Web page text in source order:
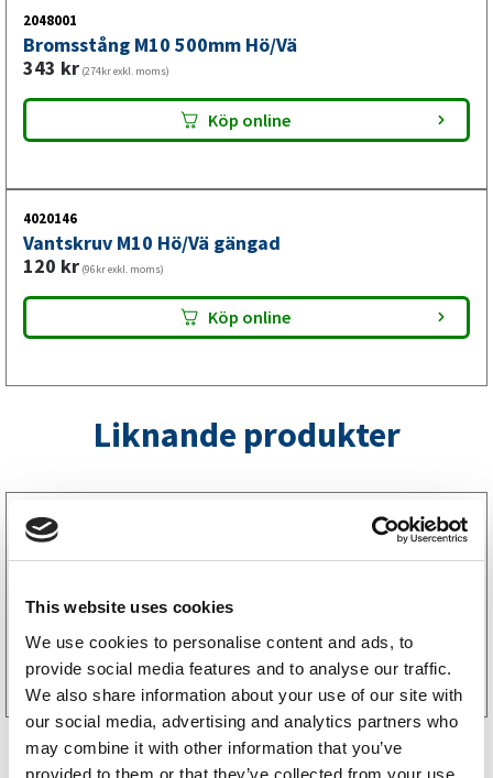
This website uses cookies
We use cookies to personalise content and ads, to
provide social media features and to analyse our traffic.
We also share information about your use of our site with
our social media, advertising and analytics partners who
may combine it with other information that you’ve
provided to them or that they’ve collected from your use
2048001
Bromsstång M10 500mm Hö/Vä
343 kr (274kr exkl. moms)
Köp online
4020146
Vantskruv M10 Hö/Vä gängad
120 kr (96kr exkl. moms)
Köp online
Liknande produkter
1020100
Axelpaket Knott 1050 kg 1000/1450 4×100 FRI
FRAKT
Köp online